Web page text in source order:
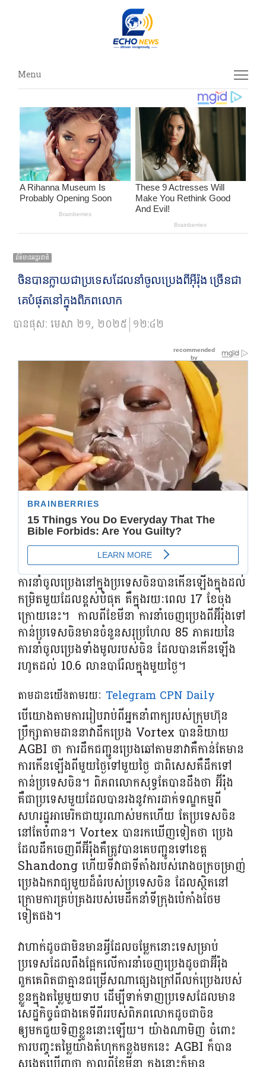
Menu
Menu
ព័ត៌មានអន្ដរជាតិ
ចិនបានក្លាយជាប្រទេសដែលនាំចូលប្រេងពីអ៊ីរ៉ុង ច្រើនជា
គេបំផុតនៅក្នុងពិភពលោក
បានផុស:មេសា ២១, ២០២៥ ១២:៤២
ការនាំចូលប្រេងនៅក្នុងប្រទេសចិនបានកើនឡើងក្នុងដល់
កម្រិតមួយដែលខ្ពស់បំផុត គឺក្នុងរយៈពេល 17 ខែចុង
ក្រោយនេះ។ ​ កាលពីខែមីនា ការនាំចេញប្រេងពីអ៊ីរ៉ុងទៅ
កាន់ប្រទេសចិនមានចំនួនសរុប្រហែល 85 ភាគរយនៃ
ការនាំចូលប្រេងទាំងមូលរបស់ចិន ដែលបានកើនឡើង
រហូតដល់ 10.6 លានបារ៉ែលក្នុងមួយថ្ងៃ។
តាមដានយើងតាមរយៈ Telegram CPN Daily
បើយោងតាមការរៀបរាប់ពីអ្នកនាំពាក្យរបស់ក្រុមហ៊ុន
ប្រឹក្សាតាមដាននាវាដឹកប្រេង Vortex បាននិយាយ
AGBI ថា ការដឹកជញ្ជូនប្រេងឆៅតាមនាវាគឺកាន់តែមាន
ការកើនឡើងពីមួយថ្ងៃទៅមួយថ្ងៃ ជាពិសេសគឺដឹកទៅ
កាន់ប្រទេសចិន។ ពិភពលោកសុទ្ធតែបានដឹងថា អ៊ីរ៉ុង
គឺជាប្រទេសមួយដែលបានរងនូវការដាក់ទណ្ឌកម្មពី
សហរដ្ឋអាមេរិកជាយូរណាស់មកហើយ តែប្រទេសចិន
នៅតែបំពាន។ Vortex បានរកឃើញទៀតថា ប្រេង
ដែលដឹកចេញពីអ៊ីរ៉ុងគឺត្រូវបានគេបញ្ជូនទៅខេត្ត
Shandong ហើយទីវាជាទីតាំងរបស់រោងចក្រចម្រាញ់
ប្រេងឯករាជ្យមួយដ៏ធំរបស់ប្រទេសចិន ដែលស្ថិតនៅ
ក្រោមការគ្រប់គ្រងរបស់មេដឹកនាំទីក្រុងប៉េកាំងថែម
ទៀតផង។
វាហាក់ដូចជាមិនមានអ្វីដែលចម្លែកនោះទេសម្រាប់
ប្រទេសដែលពឹងផ្អែកលើការនាំចេញប្រេងដូចជាអ៊ីរ៉ុង
ពួកគេពិតជាគ្មានជម្រើសណាផ្សេងក្រៅពីលក់ប្រេងរបស់
ខ្លួនក្នុងតម្លៃមួយទាប ដើម្បីទាក់ទាញប្រទេសដែលមាន
សេដ្ឋកិច្ចធំជាងគេទីពីររបស់ពិភពលោកដូចជាចិន
ឲ្យមកជួយទិញខ្លួននោះឡើយ។ យ៉ាងណាមិញ ចំពោះ
ការបញ្ចុះតម្លៃយ៉ាងគំហុកកន្លងមកនេះ AGBI ក៏បាន